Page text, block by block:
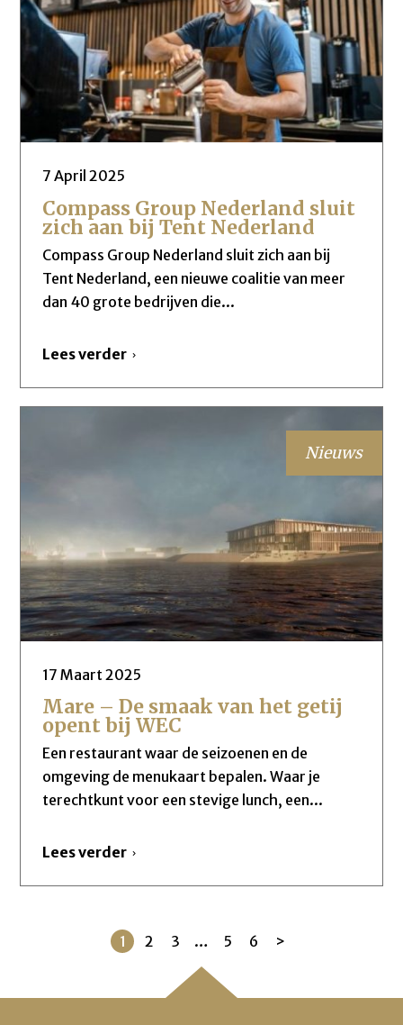
7 April 2025
Compass Group Nederland sluit
zich aan bij Tent Nederland
Compass Group Nederland sluit zich aan bij
Tent Nederland, een nieuwe coalitie van meer
dan 40 grote bedrijven die...
Lees verder
Nieuws
17 Maart 2025
Mare – De smaak van het getij
opent bij WEC
Een restaurant waar de seizoenen en de
omgeving de menukaart bepalen. Waar je
terechtkunt voor een stevige lunch, een...
Lees verder
1 2 3 … 5 6 >